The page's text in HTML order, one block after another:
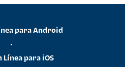
para Android
•
Línea para iOS